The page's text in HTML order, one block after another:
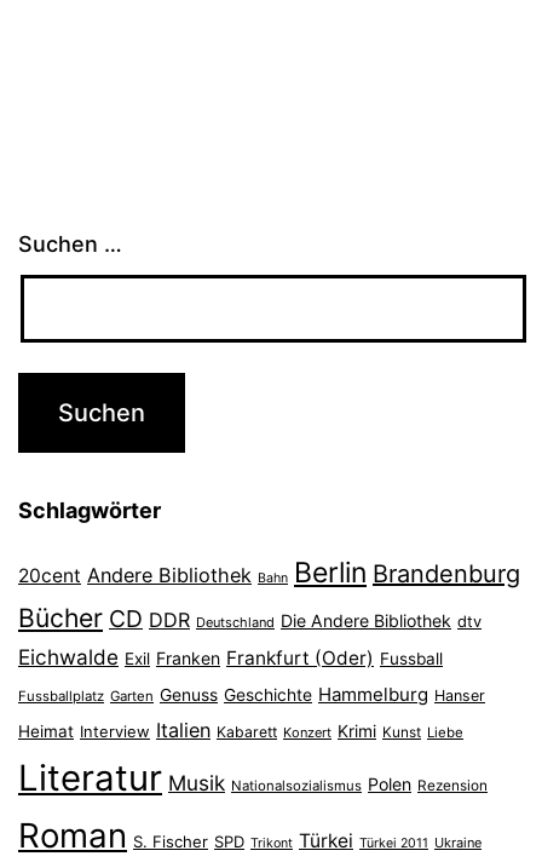
Suchen …
Schlagwörter
20cent Andere Bibliothek Bahn Berlin Brandenburg
Bücher CD DDR Deutschland Die Andere Bibliothek dtv
Eichwalde Exil Franken Frankfurt (Oder) Fussball
Fussballplatz Garten Genuss Geschichte Hammelburg Hanser
Heimat Interview Italien Kabarett Konzert Krimi Kunst Liebe
Literatur Musik Nationalsozialismus Polen Rezension
Roman S. Fischer SPD Trikont Türkei Türkei 2011 Ukraine